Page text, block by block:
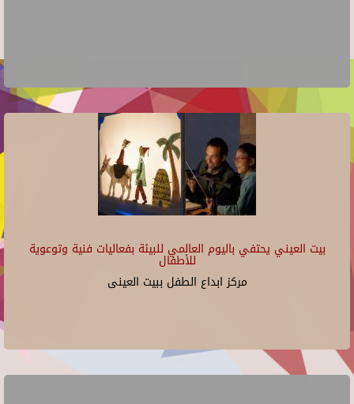
بيت العيني يحتفي باليوم العالمي للبيئة بفعاليات فنية وتوعوية
للأطفال
مركز ابداع الطفل ببيت العينى